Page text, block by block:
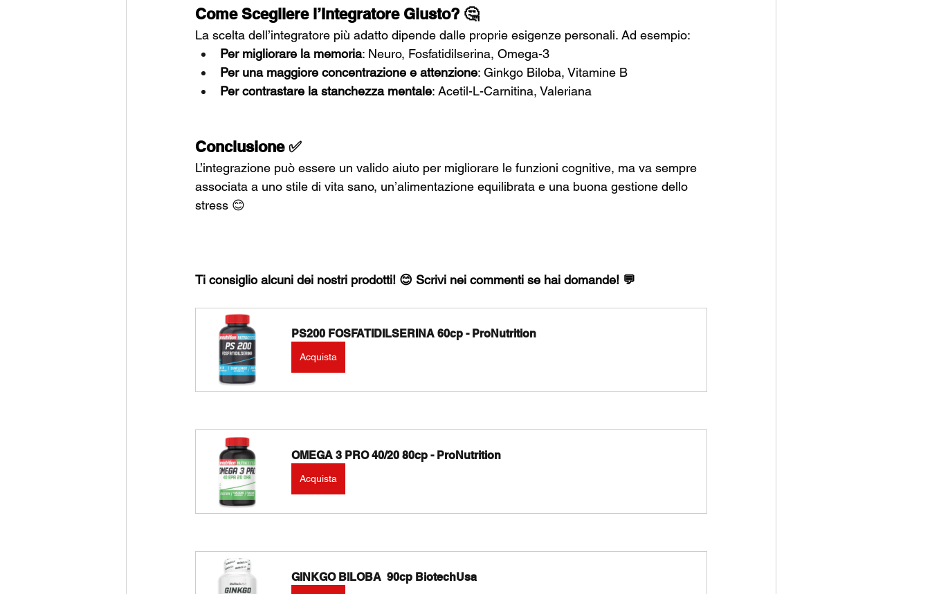
Come Scegliere l’Integratore Giusto? 🤔
La scelta dell’integratore più adatto dipende dalle proprie esigenze personali. Ad esempio:
Per migliorare la memoria: Neuro, Fosfatidilserina, Omega-3
Per una maggiore concentrazione e attenzione: Ginkgo Biloba, Vitamine B
Per contrastare la stanchezza mentale: Acetil-L-Carnitina, Valeriana
Conclusione ✅
L’integrazione può essere un valido aiuto per migliorare le funzioni cognitive, ma va sempre
associata a uno stile di vita sano, un’alimentazione equilibrata e una buona gestione dello
stress 😊
Ti consiglio alcuni dei nostri prodotti! 😊 Scrivi nei commenti se hai domande! 💬
PS200 FOSFATIDILSERINA 60cp - ProNutrition
Acquista
OMEGA 3 PRO 40/20 80cp - ProNutrition
Acquista
GINKGO BILOBA  90cp BiotechUsa